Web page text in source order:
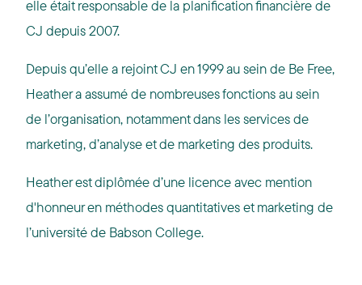
elle était responsable de la planification financière de
CJ depuis 2007.
Depuis qu’elle a rejoint CJ en 1999 au sein de Be Free,
Heather a assumé de nombreuses fonctions au sein
de l’organisation, notamment dans les services de
marketing, d’analyse et de marketing des produits.
Heather est diplômée d’une licence avec mention
d'honneur en méthodes quantitatives et marketing de
l’université de Babson College.